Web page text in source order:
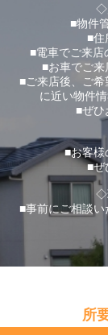
◇
■物件
■住
■電車でご来店
■お車でご来
■ご来店後、ご
に近い物件
■ぜ
■お客様
■ぜ
◇
■事前にご相談
所